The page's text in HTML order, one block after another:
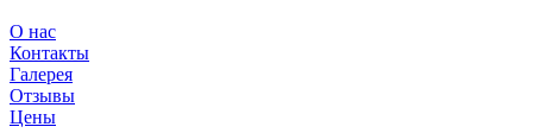
О нас
Контакты
Галерея
Отзывы
Цены